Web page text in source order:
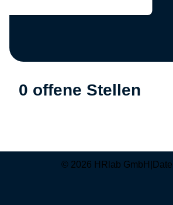
0 offene Stellen
© 2026 HRlab GmbH